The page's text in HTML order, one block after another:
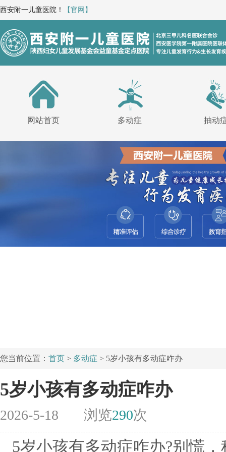
西安附一儿童医院！ 【官网】
网站首页 多动症 抽动
您当前位置： 首页 > 多动症 > 5岁小孩有多动症咋办
5岁小孩有多动症咋办
2026-5-18 浏览290次
5岁小孩有多动症咋办?别慌